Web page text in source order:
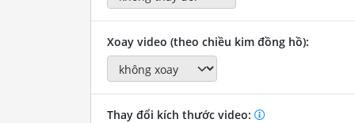
Xoay video (theo chiều kim đồng hồ):
Thay đổi kích thước video: